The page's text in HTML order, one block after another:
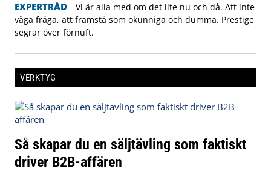
EXPERTRÅD
Vi är alla med om det lite nu och då. Att inte
våga fråga, att framstå som okunniga och dumma. Prestige
segrar över förnuft.
VERKTYG
Så skapar du en säljtävling som faktiskt
driver B2B-affären